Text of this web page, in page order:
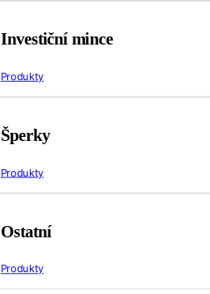
Investiční mince
Produkty
Šperky
Produkty
Ostatní
Produkty